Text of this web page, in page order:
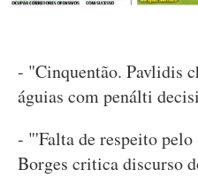
- "Cinquentão. Pavlidis
águias com penálti
- "'Falta de respeito
Borges critica discurso